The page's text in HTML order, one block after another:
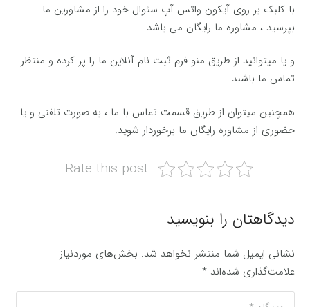
با کلبک بر روی آیکون واتس آپ سئوال خود را از مشاورین ما
بپرسید ، مشاوره ما رایگان می باشد
و یا میتوانید از طریق منو فرم ثبت نام آنلاین ما را پر کرده و منتظر
تماس ما باشبد
همچنین میتوان از طریق قسمت تماس با ما ، به صورت تلفنی و یا
حضوری از مشاوره رایگان ما برخوردار شوید.
Rate this post
دیدگاهتان را بنویسید
نشانی ایمیل شما منتشر نخواهد شد. بخش‌های موردنیاز
علامت‌گذاری شده‌اند*